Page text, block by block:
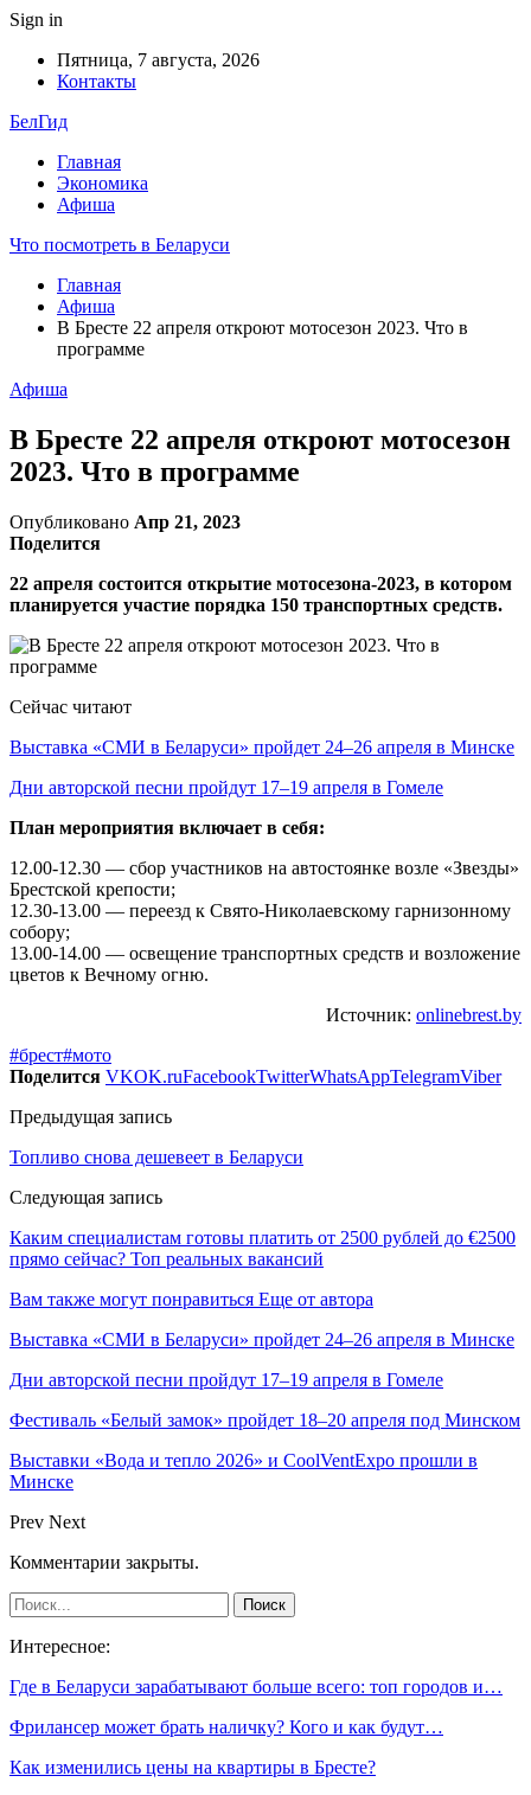
Sign in
Пятница, 7 августа, 2026
Контакты
БелГид
Главная
Экономика
Афиша
Что посмотреть в Беларуси
Главная
Афиша
В Бресте 22 апреля откроют мотосезон 2023. Что в
программе
Афиша
В Бресте 22 апреля откроют мотосезон
2023. Что в программе
Опубликовано Апр 21, 2023
Поделится
22 апреля состоится открытие мотосезона-2023, в котором
планируется участие порядка 150 транспортных средств.
Сейчас читают
Выставка «СМИ в Беларуси» пройдет 24–26 апреля в Минске
Дни авторской песни пройдут 17–19 апреля в Гомеле
План мероприятия включает в себя:
12.00-12.30 — сбор участников на автостоянке возле «Звезды»
Брестской крепости;
12.30-13.00 — переезд к Свято-Николаевскому гарнизонному
собору;
13.00-14.00 — освещение транспортных средств и возложение
цветов к Вечному огню.
Источник: onlinebrest.by
#брест#мото
Поделится VKOK.ruFacebookTwitterWhatsAppTelegramViber
Предыдущая запись
Топливо снова дешевеет в Беларуси
Следующая запись
Каким специалистам готовы платить от 2500 рублей до €2500
прямо сейчас? Топ реальных вакансий
Вам также могут понравиться Еще от автора
Выставка «СМИ в Беларуси» пройдет 24–26 апреля в Минске
Дни авторской песни пройдут 17–19 апреля в Гомеле
Фестиваль «Белый замок» пройдет 18–20 апреля под Минском
Выставки «Вода и тепло 2026» и CoolVentExpo прошли в
Минске
Prev Next
Комментарии закрыты.
Интересное:
Где в Беларуси зарабатывают больше всего: топ городов и…
Фрилансер может брать наличку? Кого и как будут…
Как изменились цены на квартиры в Бресте?